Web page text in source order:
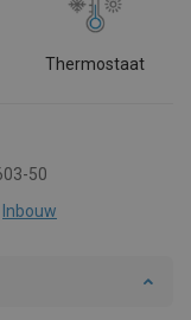
Thermostaat
50
Inbouw